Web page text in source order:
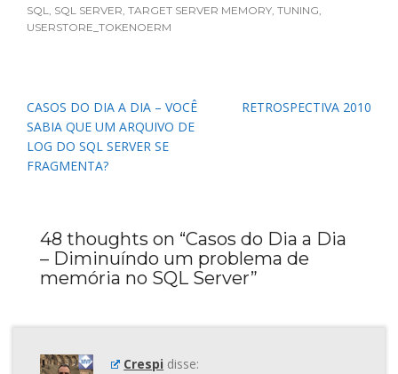
SQL, SQL SERVER, TARGET SERVER MEMORY, TUNING,
USERSTORE_TOKENOERM
Navegação
de
Post
CASOS DO DIA A DIA – VOCÊ
SABIA QUE UM ARQUIVO DE
LOG DO SQL SERVER SE
FRAGMENTA?
RETROSPECTIVA 2010
48 thoughts on “Casos do Dia a Dia
– Diminuíndo um problema de
memória no SQL Server”
Crespi disse: